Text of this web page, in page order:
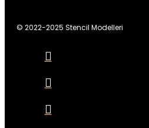
© 2022-2025 Stencil Modelleri